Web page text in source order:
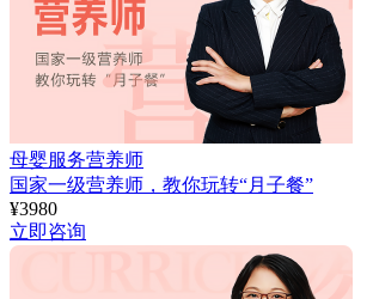
母婴服务营养师
国家一级营养师，教你玩转“月子餐”
¥3980
立即咨询